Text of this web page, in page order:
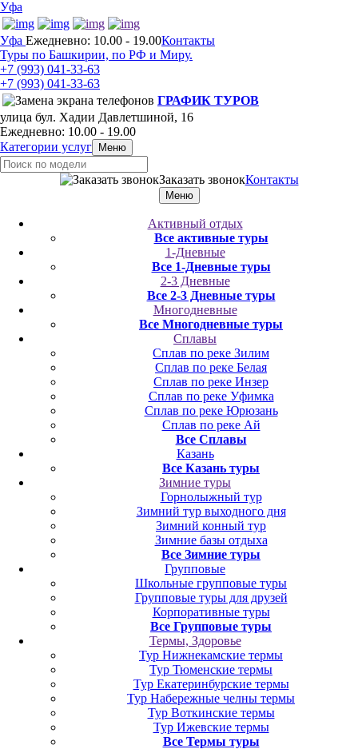
Уфа
Уфа Ежедневно: 10.00 - 19.00Контакты
Туры по Башкирии, по РФ и Миру.
+7 (993) 041-33-63
+7 (993) 041-33-63
ГРАФИК ТУРОВ
улица бул. Хадии Давлетшиной, 16
Ежедневно: 10.00 - 19.00
Категории услуг
Меню
Заказать звонокКонтакты
Меню
Активный отдых
Все активные туры
1-Дневные
Все 1-Дневные туры
2-3 Дневные
Все 2-3 Дневные туры
Многодневные
Все Многодневные туры
Сплавы
Сплав по реке Зилим
Сплав по реке Белая
Сплав по реке Инзер
Сплав по реке Уфимка
Сплав по реке Юрюзань
Сплав по реке Ай
Все Сплавы
Казань
Все Казань туры
Зимние туры
Горнолыжный тур
Зимний тур выходного дня
Зимний конный тур
Зимние базы отдыха
Все Зимние туры
Групповые
Школьные групповые туры
Групповые туры для друзей
Корпоративные туры
Все Групповые туры
Термы, Здоровье
Тур Нижнекамские термы
Тур Тюменские термы
Тур Екатеринбурские термы
Тур Набережные челны термы
Тур Воткинские термы
Тур Ижевские термы
Все Термы туры